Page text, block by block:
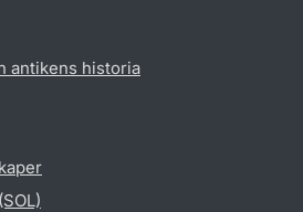
antikens historia